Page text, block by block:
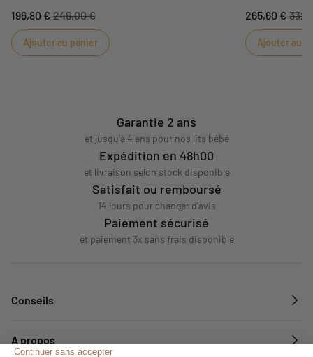
deux ursidés veilleront sur les nuits de bébé !
196,80 € 246,00 €
Ajouter au panier
deux ursidés
265,60 €
Ajouter au
Garantie 2 ans
et jusqu'à 4 ans pour nos lits bébé
Expédition en 48h00
et livraison selon stock disponible
Satisfait ou remboursé
14 jours pour changer d'avis
Paiement sécurisé
et paiement 3x sans frais disponible
Conseils
A propos